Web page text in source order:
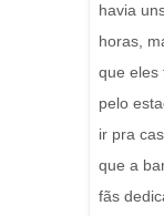
havia
horas,
que eles
pelo
ir pra
que a
fãs